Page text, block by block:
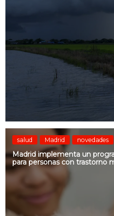
salud Madrid novedades
Madrid implementa un
para personas con trastorno